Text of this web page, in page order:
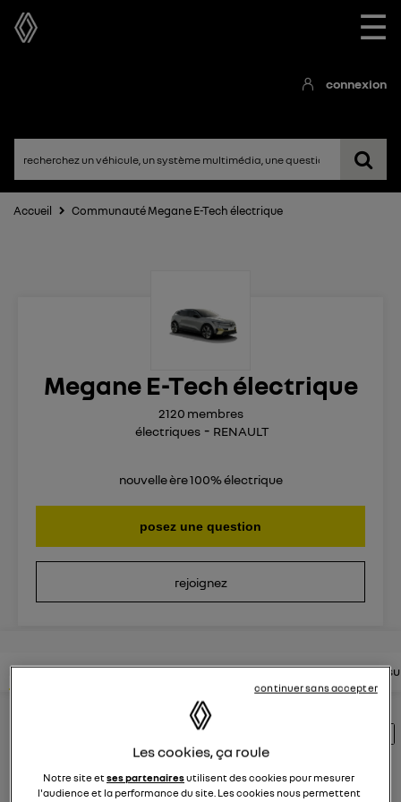
☰
connexion
Accueil Communauté Megane E-Tech électrique
Megane E-Tech électrique
électriques RENAULT
2120 membres
nouvelle ère 100% électrique
posez une question
rejoignez
lire les questions lire les articles consultez la brochure
Découvrez les 1940 questions sur Megane
E-Tech électrique - électriques - RENAULT
Les cookies, ça roule
Notre site etses partenairesutilisent des cookies pour mesurer
l'audience et la performance du site. Les cookies nous permettent
continuer sans accepter